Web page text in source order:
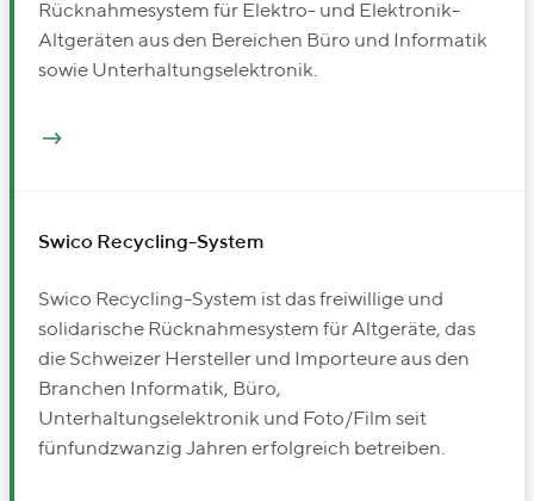
Rücknahmesystem für Elektro- und Elektronik-
Altgeräten aus den Bereichen Büro und Informatik
sowie Unterhaltungselektronik.
Swico Recycling-System
Swico Recycling-System ist das freiwillige und
solidarische Rücknahmesystem für Altgeräte, das
die Schweizer Hersteller und Importeure aus den
Branchen Informatik, Büro,
Unterhaltungselektronik und Foto/Film seit
fünfundzwanzig Jahren erfolgreich betreiben.